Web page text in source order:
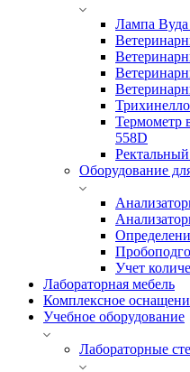
Лампа
Термометр
558D
Оборудование
Учет
Лабораторная мебель
Комплексное
Учебное оборудование
Лабораторные